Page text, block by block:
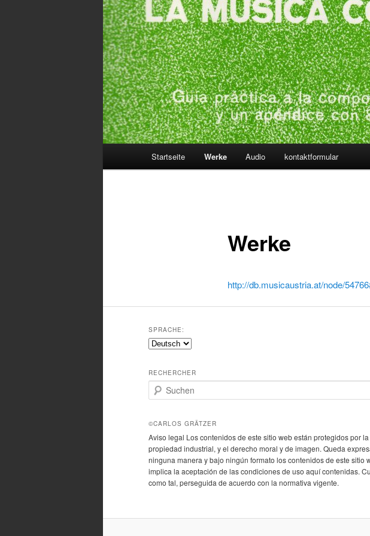
Startseite Werke Audio kontaktformular
Werke
http://db.musicaustria.at/node/
SPRACHE:
RECHERCHER
u
h
n
©CARLOS GRÄTZER
Aviso legal Los contenidos de este sitio web están protegidos por
propiedad industrial, y el derecho moral y de imagen. Queda
ninguna manera y bajo ningún formato los contenidos de este
implica la aceptación de las condiciones de uso aquí contenidas.
como tal, perseguida de acuerdo con la normativa vigente.